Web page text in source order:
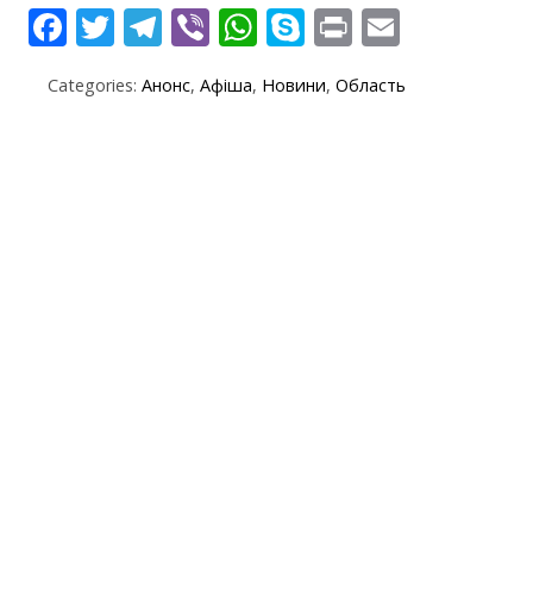
F
e
T
itt
T
e
Vi
b
er
W
at
S
y
Pr
in
t ai
Categories: Анонс, Афіша, Новини, Область